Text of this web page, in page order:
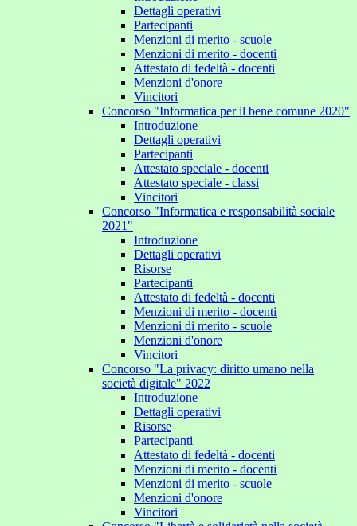
Dettagli operativi
Partecipanti
Menzioni di merito - scuole
Menzioni di merito - docenti
Attestato di fedeltà - docenti
Menzioni d'onore
Vincitori
Concorso "Informatica per il bene comune 2020"
Introduzione
Dettagli operativi
Partecipanti
Attestato speciale - docenti
Attestato speciale - classi
Vincitori
Concorso "Informatica e responsabilità sociale
2021"
Introduzione
Dettagli operativi
Risorse
Partecipanti
Attestato di fedeltà - docenti
Menzioni di merito - docenti
Menzioni di merito - scuole
Menzioni d'onore
Vincitori
Concorso "La privacy: diritto umano nella
società digitale" 2022
Introduzione
Dettagli operativi
Risorse
Partecipanti
Attestato di fedeltà - docenti
Menzioni di merito - docenti
Menzioni di merito - scuole
Menzioni d'onore
Vincitori